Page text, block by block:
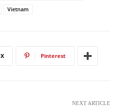
Vietnam
X Pinterest
NEXT ARTICLE